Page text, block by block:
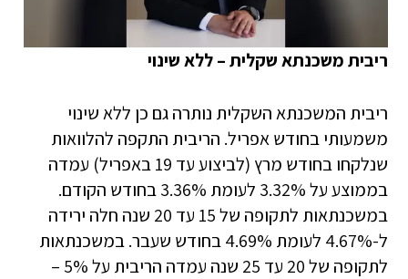
ריבית משכנתא שקלית – ללא שינוי
ריבית המשכנתא השקלית נותרה גם כן ללא שינוי
משמעותי בחודש אפריל. הריבית התקפה להלוואות
שנלקחו בחודש מרץ (לביצוע עד 19 באפריל) עמדה
בממוצע על 3.32% לעומת 3.36% בחודש הקודם.
במשכנתאות לתקופה של 15 עד 20 שנה חלה ירידה
ל-4.67% לעומת 4.69% בחודש שעבר. במשכנתאות
לתקופה של 20 עד 25 שנה עמדה הריבית על 5% –